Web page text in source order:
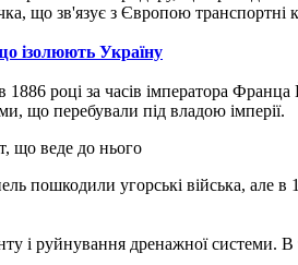
що зв'язує з Європою транспортні
ізолюють Україну
році за часів імператора
що перебували під владою імперії.
що веде до нього
пошкодили угорські війська, але в
і руйнування дренажної системи. В